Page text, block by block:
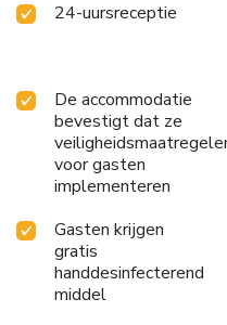
24-uursreceptie
De accommodatie
bevestigt dat ze
voor gasten
implementeren
Gasten krijgen
gratis
handdesinfecterend
middel